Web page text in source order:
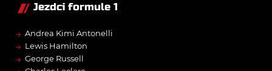
Jezdci formule 1
→ Andrea Kimi Antonelli
→ Lewis Hamilton
→ George Russell